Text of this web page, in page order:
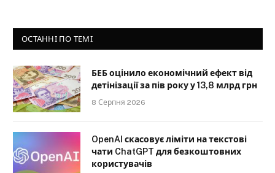
ОСТАННІ ПО ТЕМІ
БЕБ оцінило економічний ефект від
детінізації за пів року у 13,8 млрд грн
8 Серпня 2026
OpenAI скасовує ліміти на текстові
чати ChatGPT для безкоштовних
користувачів